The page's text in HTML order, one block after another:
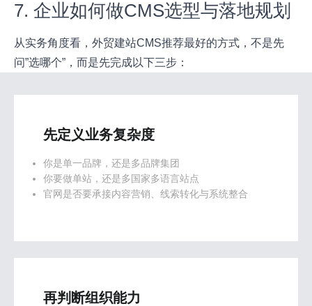
7. 企业如何做CMS选型与落地规划
从实务角度看，外贸建站CMS推荐最好的方式，不是先
问”选哪个”，而是先完成以下三步：
先定义业务复杂度
你是单一品牌，还是多品牌集团
你要做单站，还是多国家多语言站点
官网是否要承接内容营销、线索转化与系统整合
再判断组织能力